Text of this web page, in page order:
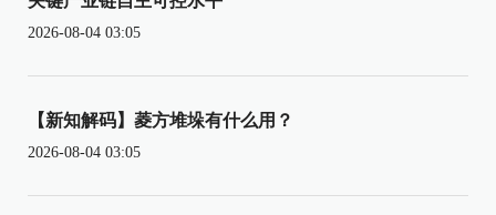
2026-08-04 03:05
【新知解码】菱方堆垛有什么用？
2026-08-04 03:05